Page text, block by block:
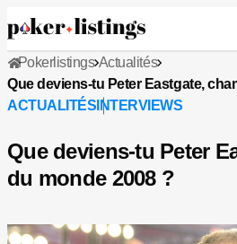
Pokerlistings Actualités
Que deviens-tu Peter Eastgate,
ACTUALITÉS INTERVIEWS
Que deviens-tu Peter
du monde 2008 ?